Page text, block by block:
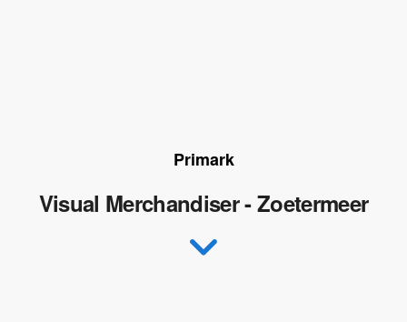
Primark
Visual Merchandiser - Zoetermeer